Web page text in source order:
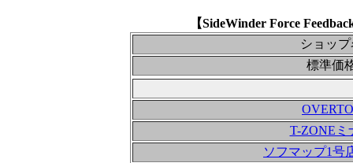
【SideWinder Force
ショップ
標準価
T-ZONEミ
ソフマップ1号